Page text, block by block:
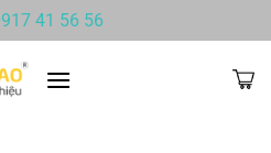
41 56 56